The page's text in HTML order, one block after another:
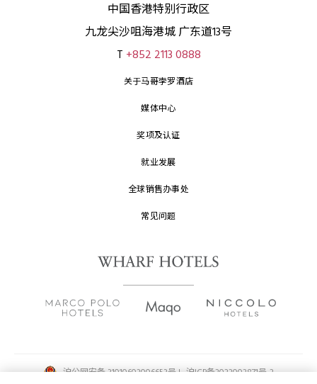
中国香港特别行政区
九龙尖沙咀海港城 广东道13号
T +852 2113 0888
关于马哥孛罗酒店
媒体中心
奖项及认证
就业发展
全球销售办事处
常见问题
沪公网安备 31010602006653号 | 沪ICP备2022002871号-2